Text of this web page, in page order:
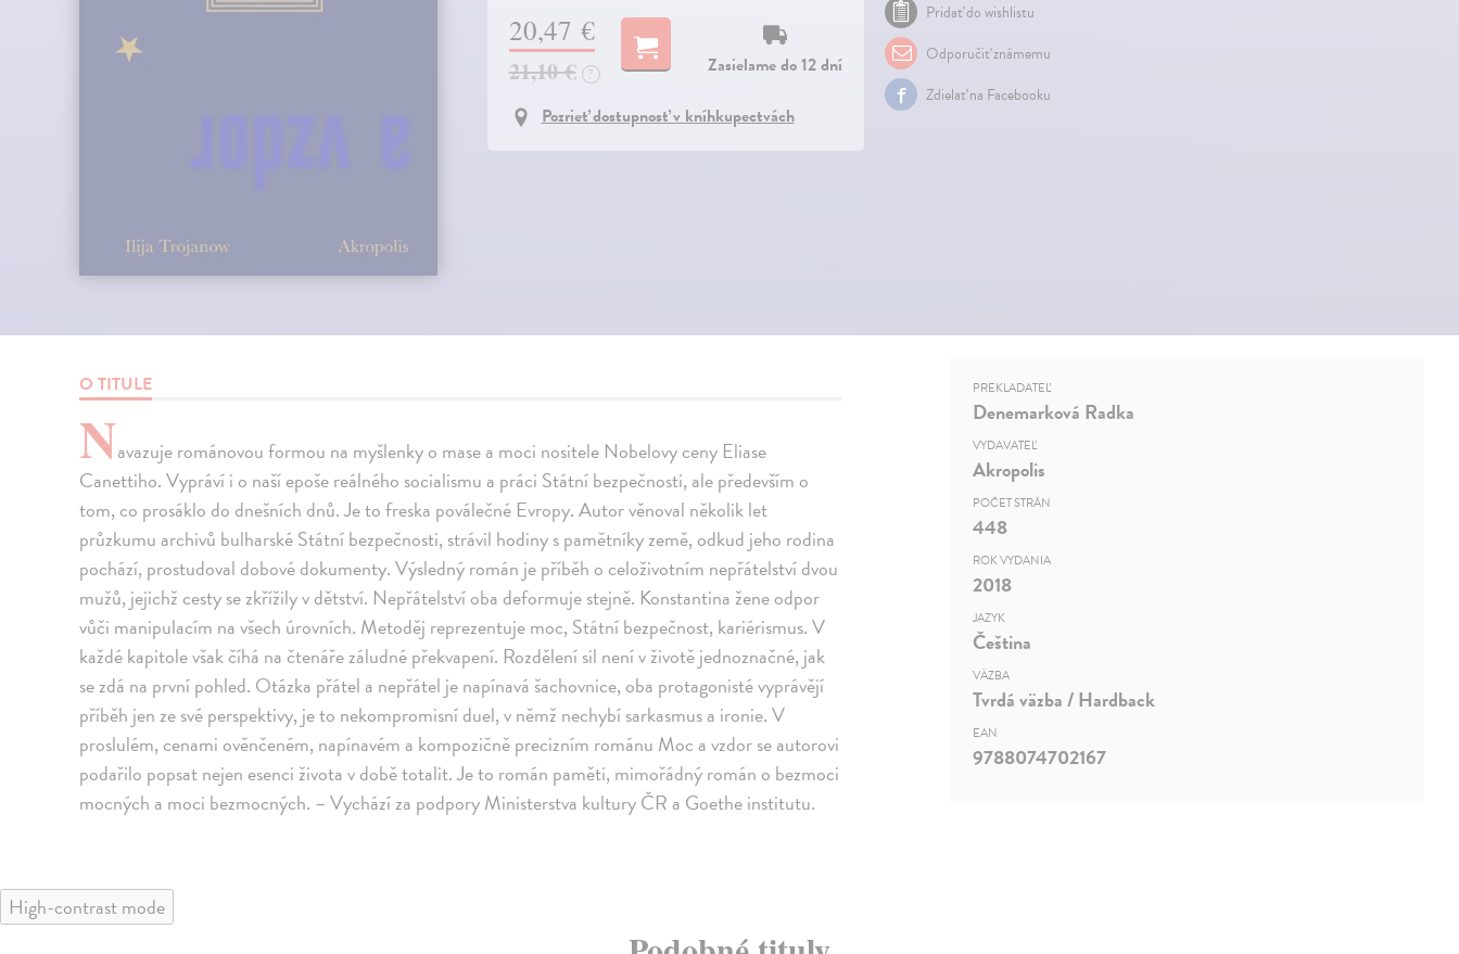
20,47 €
21,10 € ?
Zasielame do 12 dní
Pozrieť dostupnosť v kníhkupectvách
Pridať do wishlistu
Odporučiť známemu
Zdielať na Facebooku
O TITULE
Navazuje románovou formou na myšlenky o mase a moci nositele Nobelovy ceny Eliase
Canettiho. Vypráví i o naší epoše reálného socialismu a práci Státní bezpečnosti, ale především o
tom, co prosáklo do dnešních dnů. Je to freska poválečné Evropy. Autor věnoval několik let
průzkumu archivů bulharské Státní bezpečnosti, strávil hodiny s pamětníky země, odkud jeho rodina
pochází, prostudoval dobové dokumenty. Výsledný román je příběh o celoživotním nepřátelství dvou
mužů, jejichž cesty se zkřížily v dětství. Nepřátelství oba deformuje stejně. Konstantina žene odpor
vůči manipulacím na všech úrovních. Metoděj reprezentuje moc, Státní bezpečnost, kariérismus. V
každé kapitole však číhá na čtenáře záludné překvapení. Rozdělení sil není v životě jednoznačné, jak
se zdá na první pohled. Otázka přátel a nepřátel je napínavá šachovnice, oba protagonisté vyprávějí
příběh jen ze své perspektivy, je to nekompromisní duel, v němž nechybí sarkasmus a ironie. V
proslulém, cenami ověnčeném, napínavém a kompozičně precizním románu Moc a vzdor se autorovi
podařilo popsat nejen esenci života v době totalit. Je to román paměti, mimořádný román o bezmoci
mocných a moci bezmocných. – Vychází za podpory Ministerstva kultury ČR a Goethe institutu.
PREKLADATEĽ
Denemarková Radka
VYDAVATEĽ
Akropolis
POČET STRÁN
448
ROK VYDANIA
2018
JAZYK
Čeština
VÄZBA
Tvrdá väzba / Hardback
EAN
9788074702167
High-contrast mode